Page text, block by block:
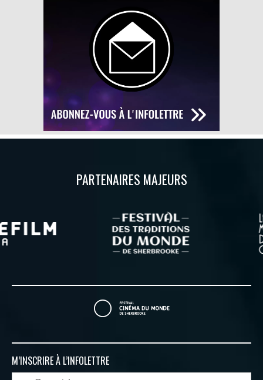
PARTENAIRES MAJEURS
M’INSCRIRE À L’INFOLETTRE